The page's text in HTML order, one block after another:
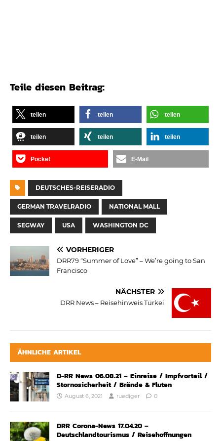
Teile diesen Beitrag:
teilen teilen teilen
teilen teilen teilen
Pocket E-Mail
DEUTSCHES-REISERADIO
GERMAN TRAVELRADIO NATIONAL MALL
SEGWAY USA WASHINGTON DC
VORHERIGER
DRR79 “Summer of Love” – We’re going to San
Francisco
NÄCHSTER
DRR News – Reisehinweis Türkei
ÄHNLICHE ARTIKEL
D-RR News 06.08.21 – Einreise / Impfvorteil /
Stornosicherheit / Brände & Fluten
August 6, 2021 ruediger 0
DRR Corona-News 17.04.20 –
Deutschlandtourismus / Reisehoffnungen